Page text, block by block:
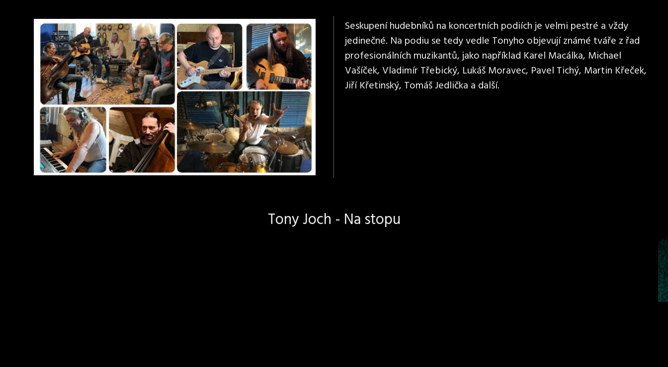
Seskupení hudebníků na koncertních podiích je velmi pestré a vždy
jedinečné. Na podiu se tedy vedle Tonyho objevují známé tváře z řad
profesionálních muzikantů, jako například Karel Macálka, Michael
Vašíček, Vladimír Třebický, Lukáš Moravec, Pavel Tichý, Martin Křeček,
Jiří Křetinský, Tomáš Jedlička a další.
Tony Joch - Na stopu